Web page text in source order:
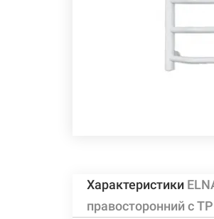
Характеристики
правосторонний с